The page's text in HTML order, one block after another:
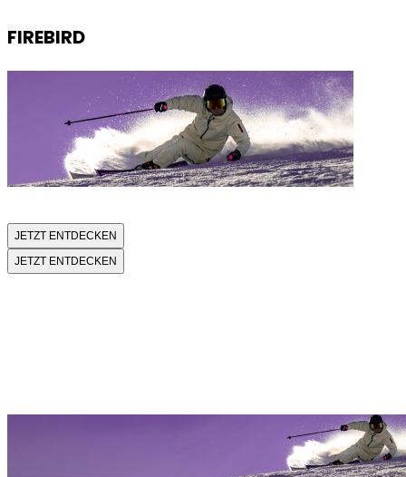
FIREBIRD
JETZT ENTDECKEN
JETZT ENTDECKEN